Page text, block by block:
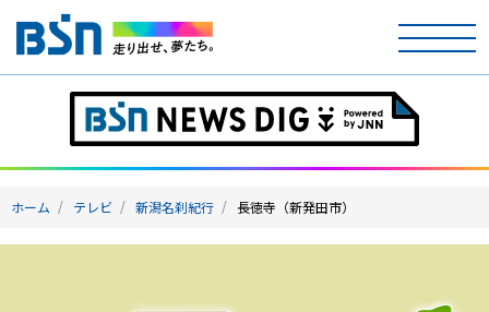
ホーム
テレビ
ラジオ
ホーム テレビ 新潟名刹紀行 長徳寺（新発田市）